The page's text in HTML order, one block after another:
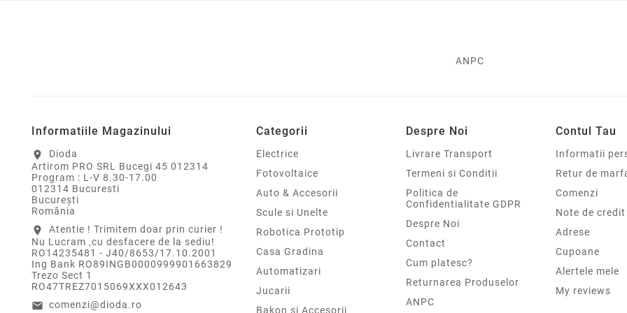
ANPC
Informatiile Magazinului
location_on
Dioda
Artirom PRO SRL Bucegi 45 012314
Program : L-V 8.30-17.00
012314 Bucuresti
Bucureşti
România
location_on
Atentie ! Trimitem doar prin curier !
Nu Lucram ,cu desfacere de la sediu!
RO14235481 - J40/8653/17.10.2001
Ing Bank RO89INGB0000999901663829
Trezo Sect 1
RO47TREZ7015069XXX012643
email comenzi@dioda.ro
Categorii
Electrice
Fotovoltaice
Auto & Accesorii
Scule si Unelte
Robotica Prototip
Casa Gradina
Automatizari
Jucarii
Bakon si Accesorii
Despre Noi
Livrare Transport
Termeni si Conditii
Politica de
Confidentialitate GDPR
Despre Noi
Contact
Cum platesc?
Returnarea Produselor
ANPC
Contul Tau
Informatii
Retur de
Comenzi
Note de credit
Adrese
Cupoane
Alertele mele
My reviews